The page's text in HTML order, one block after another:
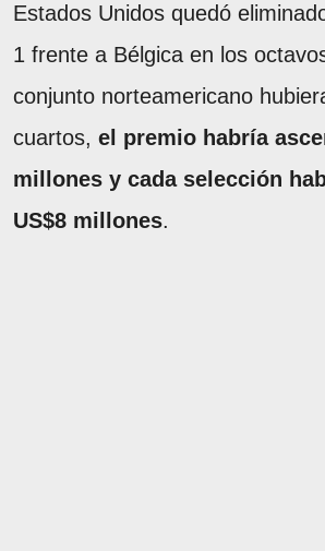
Estados Unidos quedó
1 frente a Bélgica en los
conjunto norteamericano
cuartos, el premio habría
millones y cada selección
US$8 millones.